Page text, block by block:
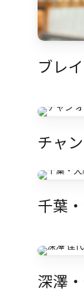
ブレ
チャ
千葉
深澤